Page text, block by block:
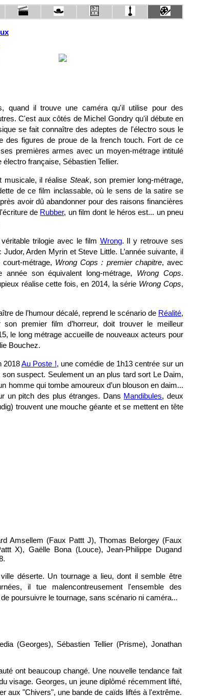
quand il trouve une caméra qu'il utilise pour des
C'est aux côtés de Michel Gondry qu'il débute en
se fait connaître des adeptes de l'électro sous le
des figures de proue de la french touch. Fort de ce
premières armes avec un moyen-métrage intitulé
française, Sébastien Tellier.
musicale, il réalise Steak, son premier long-métrage,
de ce film inclassable, où le sens de la satire se
avoir dû abandonner pour des raisons financières
de Rubber, un film dont le héros est... un pneu
trilogie avec le film Wrong. Il y retrouve ses
Arden Myrin et Steve Little. L’année suivante, il
métrage, Wrong Cops : premier chapitre, avec
son équivalent long-métrage, Wrong Cops.
réalise cette fois, en 2014, la série Wrong Cops,
de l’humour décalé, reprend le scénario de Réalité,
premier film d’horreur, doit trouver le meilleur
le long métrage accueille de nouveaux acteurs pour
Bouchez.
2018Au Poste !, une comédie de 1h13 centrée sur un
suspect. Seulement un an plus tard sort Le Daim,
homme qui tombe amoureux d’un blouson en daim...
un pitch des plus étranges. Dans Mandibules, deux
trouvent une mouche géante et se mettent en tête
Amsellem (Faux Pattt J), Thomas Belorgey (Faux
X), Gaëlle Bona (Louce), Jean-Philippe Dugand
déserte. Un tournage a lieu, dont il semble être
il tue malencontreusement l'ensemble des
poursuivre le tournage, sans scénario ni caméra...
(Georges), Sébastien Tellier (Prisme), Jonathan
ont beaucoup changé. Une nouvelle tendance fait
visage. Georges, un jeune diplômé récemment lifté,
aux "Chivers", une bande de caïds liftés à l'extrême.